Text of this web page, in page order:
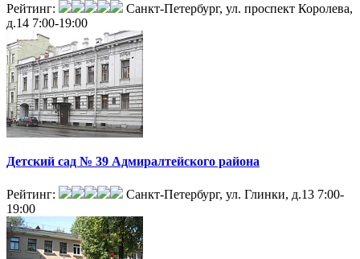
Рейтинг:
Санкт-Петербург, ул. проспект Королева,
д.14 7:00-19:00
Детский сад № 39 Адмиралтейского района
Рейтинг: Санкт-Петербург, ул. Глинки, д.13 7:00-
19:00